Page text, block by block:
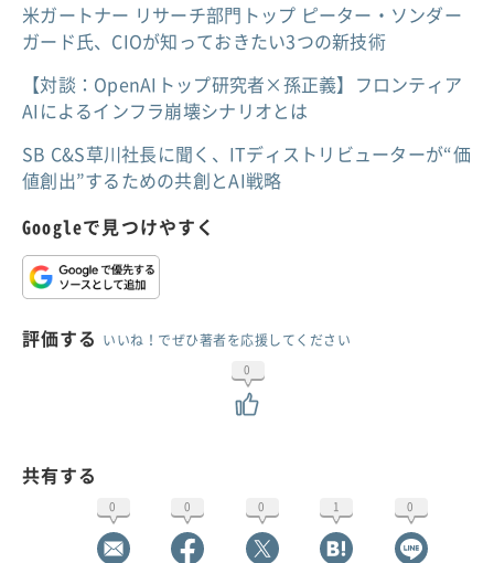
米ガートナー リサーチ部門トップ ピーター・ソンダー
ガード氏、CIOが知っておきたい3つの新技術
【対談：OpenAIトップ研究者×孫正義】フロンティア
AIによるインフラ崩壊シナリオとは
SB C&S草川社長に聞く、ITディストリビューターが“価
値創出”するための共創とAI戦略
Googleで見つけやすく
評価する いいね！でぜひ著者を応援してください
0
共有する
0 0 0 1 0